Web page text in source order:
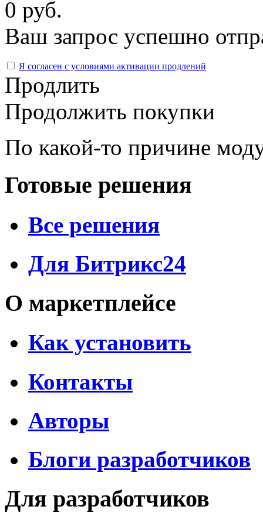
0 руб.
Ваш запрос успешно
Я согласен с условиями активации продлений
Продлить
Продолжить покупки
По какой-то причине
Готовые решения
Все решения
Для Битрикс24
О маркетплейсе
Как установить
Контакты
Авторы
Блоги разработчиков
Для разработчиков